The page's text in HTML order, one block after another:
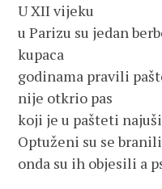
U XII vijeku
u Parizu su jedan
kupaca
godinama pravili
nije otkrio pas
koji je u pašteti
Optuženi su se
onda su ih objesili a